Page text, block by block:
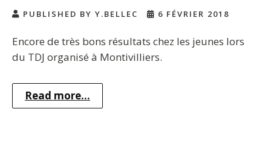
PUBLISHED BY Y.BELLEC 6 FÉVRIER 2018
Encore de très bons résultats chez les jeunes lors
du TDJ organisé à Montivilliers.
Read more...